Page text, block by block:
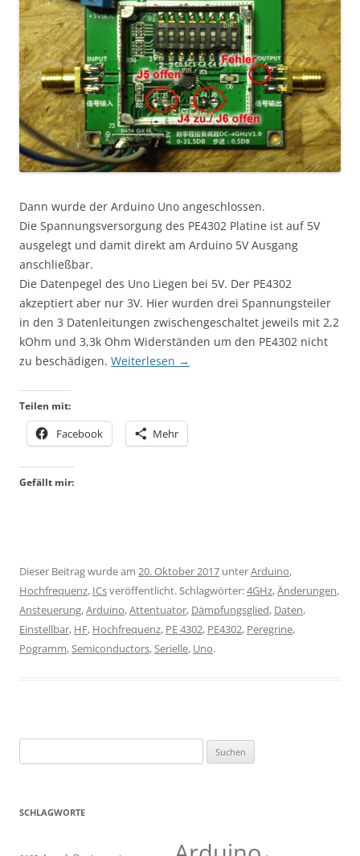
Dann wurde der Arduino Uno angeschlossen.
Die Spannungsversorgung des PE4302 Platine ist auf 5V
ausgelegt und damit direkt am Arduino 5V Ausgang
anschließbar.
Die Datenpegel des Uno Liegen bei 5V. Der PE4302
akzeptiert aber nur 3V. Hier wurden drei Spannungsteiler
in den 3 Datenleitungen zwischengeschaltet jeweils mit 2,2
kOhm und 3,3k Ohm Widerständen um den PE4302 nicht
zu beschädigen. Weiterlesen →
Teilen mit:
Facebook Mehr
Gefällt mir:
Dieser Beitrag wurde am 20. Oktober 2017 unterArduino,
Hochfrequenz, ICsveröffentlicht. Schlagwörter:4GHz,Änderungen,
Ansteuerung,Arduino,Attentuator, Dämpfungsglied, Daten,
Einstellbar, HF, Hochfrequenz, PE 4302, PE4302, Peregrine,
Pogramm,Semiconductors,Serielle, Uno.
nach:
SCHLAGWORTE